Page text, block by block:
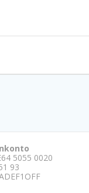
5055 0020
93